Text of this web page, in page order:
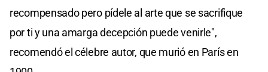
recompensado pero pídele al arte que se sacrifique
por ti y una amarga decepción puede venirle",
recomendó el célebre autor, que murió en París en